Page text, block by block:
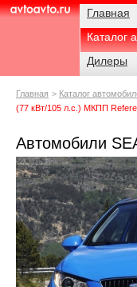
AvtoAvto.ru
Навигация Главная
Каталог
Дилеры
Родительские
Главная Каталог
(77 кВт/105 л.с.) МКПП
Автомобили
Примечания